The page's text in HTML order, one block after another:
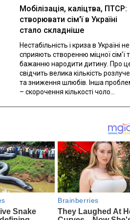
Мобілізація, каліцтва, ПТСР:
створювати сім'ї в Україні
стало складніше
Нестабільність і криза в Україні не
сприяють створенню міцної сім'ї
бажанню народити дитину. Про
свідчить велика кількість
та зниження шлюбів. Інша
– скорочення кількості чоло...